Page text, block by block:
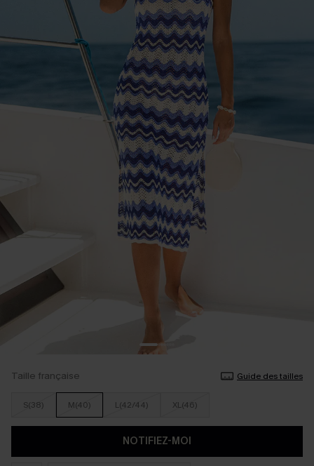
Taille française Guide des tailles
S(38) M(40) L(42/44) XL(46)
NOTIFIEZ-MOI